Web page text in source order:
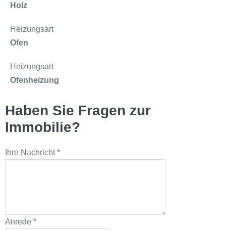
Holz
Heizungsart
Ofen
Heizungsart
Ofenheizung
Haben Sie Fragen zur
Immobilie?
Ihre Nachricht*
Anrede *